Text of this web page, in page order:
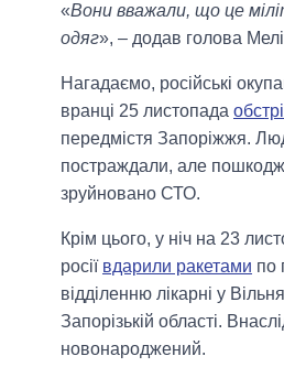
«Вони вважали, що це
одяг», – додав голова
Нагадаємо, російські
вранці 25 листопада
передмістя Запоріжжя.
постраждали, але
зруйновано СТО.
Крім цього, у ніч на 23
росії вдарили ракетами по
відділенню лікарні у
Запорізькій області.
новонароджений.